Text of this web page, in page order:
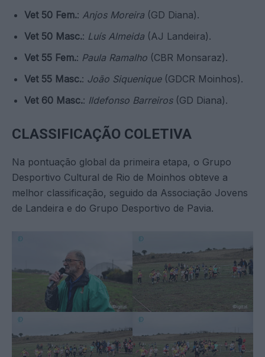
Vet 50 Fem.: Anjos Moreira (GD Diana).
Vet 50 Masc.: Luís Almeida (AJ Landeira).
Vet 55 Fem.: Paula Ramalho (CBR Monsaraz).
Vet 55 Masc.: João Siquenique(GDCR Moinhos).
Vet 60 Masc.: Ildefonso Barreiros(GD Diana).
CLASSIFICAÇÃO COLETIVA
Na pontuação global da primeira etapa, o Grupo
Desportivo Cultural de Rio de Moinhos obteve a
melhor classificação, seguido da Associação Jovens
de Landeira e do Grupo Desportivo de Pavia.